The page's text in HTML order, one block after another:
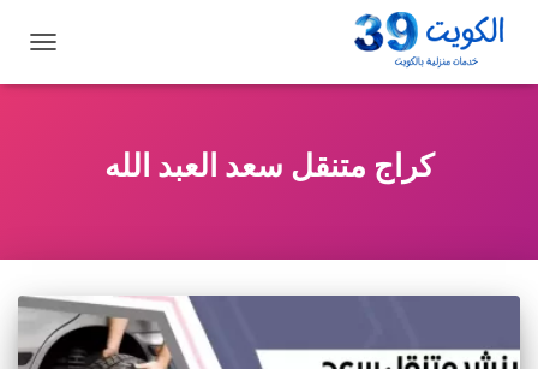
التنقل
كراج متنقل سعد العبد الله